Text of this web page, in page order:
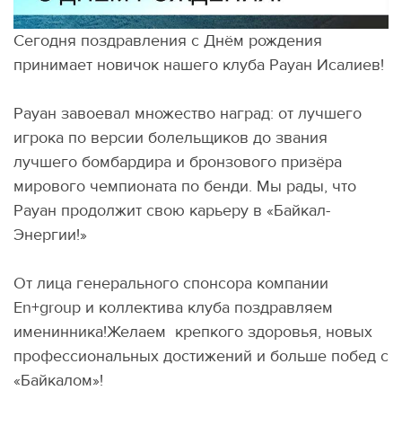
Сегодня поздравления с Днём рождения
принимает новичок нашего клуба Рауан Исалиев!
Рауан завоевал множество наград: от лучшего
игрока по версии болельщиков до звания
лучшего бомбардира и бронзового призёра
мирового чемпионата по бенди. Мы рады, что
Рауан продолжит свою карьеру в «Байкал-
Энергии!»
От лица генерального спонсора компании
En+group и коллектива клуба поздравляем
именинника!Желаем крепкого здоровья, новых
профессиональных достижений и больше побед с
«Байкалом»!